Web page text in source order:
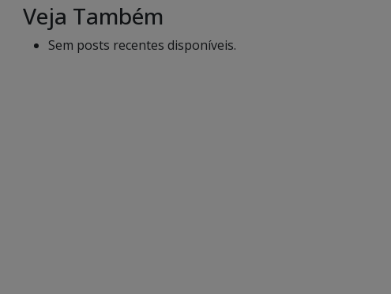
Veja Também
Sem posts recentes disponíveis.